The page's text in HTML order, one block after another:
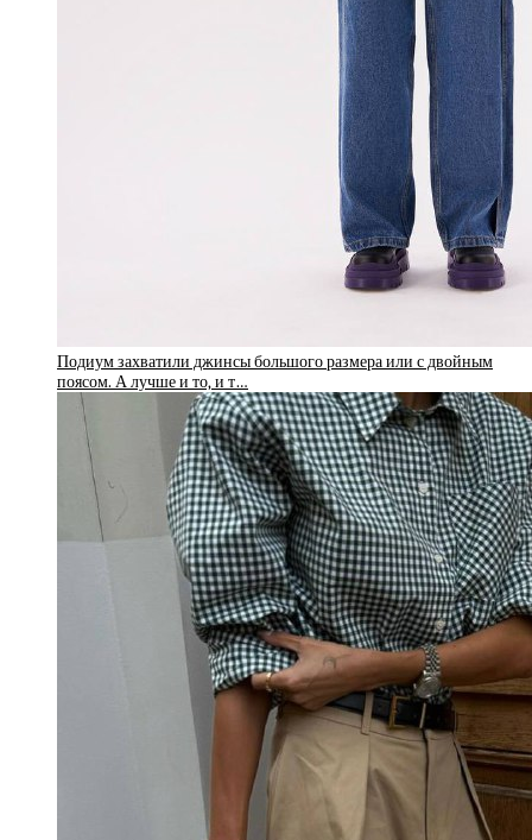
Подиум захватили джинсы большого размера или с двойным
поясом. А лучше и то, и т…